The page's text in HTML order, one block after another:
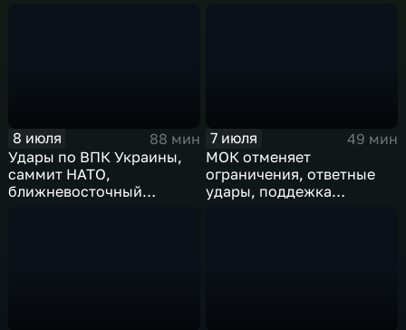
8 июля
88 мин
Удары по ВПК Украины,
саммит НАТО,
ближневосточный
7 июля
49 мин
МОК отменяет
ограничения, ответные
удары, поддежка